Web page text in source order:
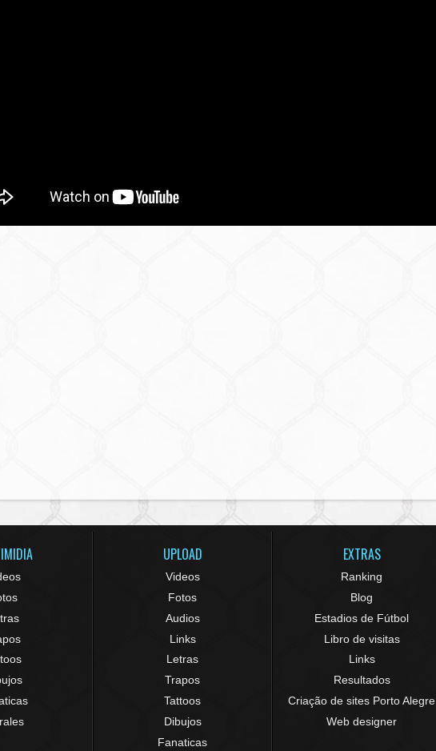
UPLOAD
Videos
Fotos
Audios
Links
Letras
Trapos
Tattoos
Dibujos
Fanaticas
EXTRAS
Ranking
Blog
Estadios de Fútbol
Libro de visitas
Links
Resultados
Criação de sites Porto Alegre
Web designer